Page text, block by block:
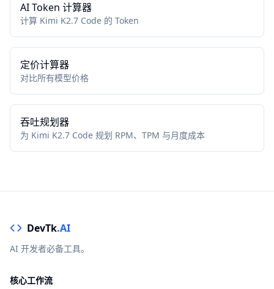
AI Token 计算器
计算 Kimi K2.7 Code 的 Token
定价计算器
对比所有模型价格
吞吐规划器
为 Kimi K2.7 Code 规划 RPM、TPM 与月度成本
DevTk.AI
AI 开发者必备工具。
核心工作流